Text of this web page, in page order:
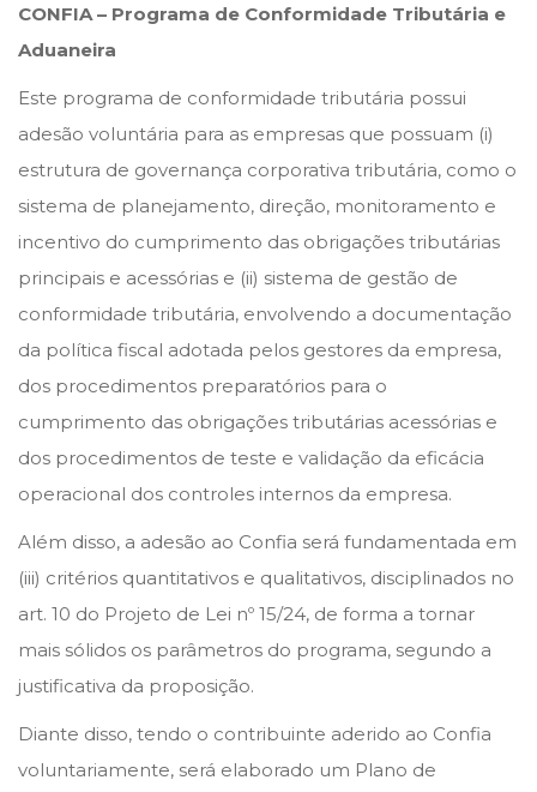
CONFIA – Programa de Conformidade Tributária e
Aduaneira
Este programa de conformidade tributária possui
adesão voluntária para as empresas que possuam (i)
estrutura de governança corporativa tributária, como o
sistema de planejamento, direção, monitoramento e
incentivo do cumprimento das obrigações tributárias
principais e acessórias e (ii) sistema de gestão de
conformidade tributária, envolvendo a documentação
da política fiscal adotada pelos gestores da empresa,
dos procedimentos preparatórios para o
cumprimento das obrigações tributárias acessórias e
dos procedimentos de teste e validação da eficácia
operacional dos controles internos da empresa.
Além disso, a adesão ao Confia será fundamentada em
(iii) critérios quantitativos e qualitativos, disciplinados no
art. 10 do Projeto de Lei nº 15/24, de forma a tornar
mais sólidos os parâmetros do programa, segundo a
justificativa da proposição.
Diante disso, tendo o contribuinte aderido ao Confia
voluntariamente, será elaborado um Plano de